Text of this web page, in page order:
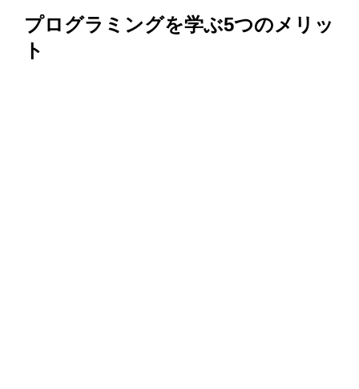
プログラミングを学ぶ5つのメリッ
ト